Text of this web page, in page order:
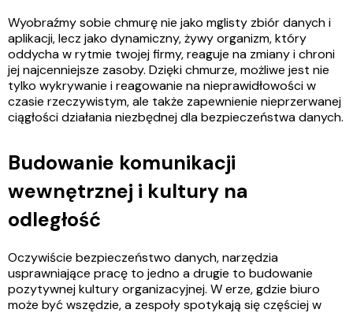
Wyobraźmy sobie chmurę nie jako mglisty zbiór danych i
aplikacji, lecz jako dynamiczny, żywy organizm, który
oddycha w rytmie twojej firmy, reaguje na zmiany i chroni
jej najcenniejsze zasoby. Dzięki chmurze, możliwe jest nie
tylko wykrywanie i reagowanie na nieprawidłowości w
czasie rzeczywistym, ale także zapewnienie nieprzerwanej
ciągłości działania niezbędnej dla bezpieczeństwa danych.
Budowanie komunikacji
wewnętrznej i kultury na
odległość
Oczywiście bezpieczeństwo danych, narzędzia
usprawniające pracę to jedno a drugie to budowanie
pozytywnej kultury organizacyjnej. W erze, gdzie biuro
może być wszędzie, a zespoły spotykają się częściej w